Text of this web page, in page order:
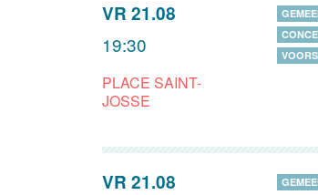
VR 21.08
19:30
PLACE SAINT-
JOSSE
VR 21.08